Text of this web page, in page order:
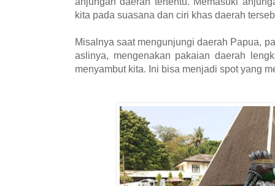
kita pada suasana dan ciri khas daerah
Misalnya saat mengunjungi daerah Papua,
aslinya, mengenakan pakaian daerah
menyambut kita. Ini bisa menjadi spot yang